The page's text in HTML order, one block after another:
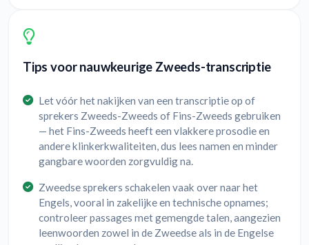
Tips voor nauwkeurige Zweeds-transcriptie
Let vóór het nakijken van een transcriptie op of
sprekers Zweeds-Zweeds of Fins-Zweeds gebruiken
— het Fins-Zweeds heeft een vlakkere prosodie en
andere klinkerkwaliteiten, dus lees namen en minder
gangbare woorden zorgvuldig na.
Zweedse sprekers schakelen vaak over naar het
Engels, vooral in zakelijke en technische opnames;
controleer passages met gemengde talen, aangezien
leenwoorden zowel in de Zweedse als in de Engelse